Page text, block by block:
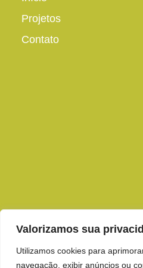
Valorizamos sua
Utilizamos cookies para
navegação, exibir anúncios ou
Projetos
Contato